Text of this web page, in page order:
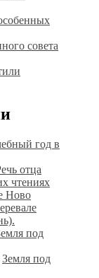
совета
год в
отца
чтениях
Ново
под
Земля под